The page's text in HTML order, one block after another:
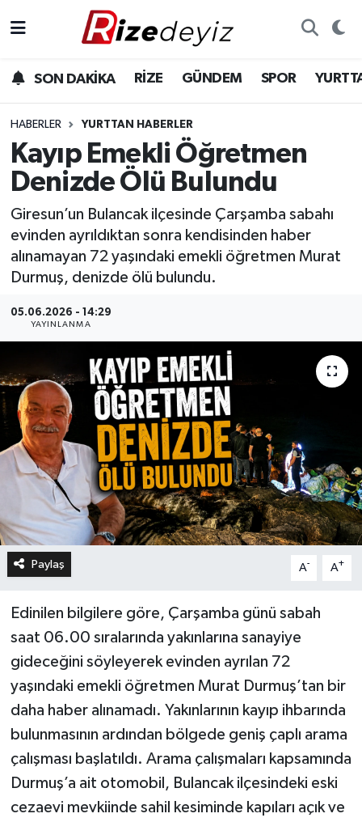
SON DAKİKA RİZE GÜNDEM SPOR
HABERLER YURTTAN HABERLER
Kayıp Emekli Öğretmen
Denizde Ölü Bulundu
Giresun’un Bulancak ilçesinde Çarşamba sabahı
evinden ayrıldıktan sonra kendisinden haber
alınamayan 72 yaşındaki emekli öğretmen Murat
Durmuş, denizde ölü bulundu.
05.06.2026 - 14:29
YAYINLANMA
Paylaş A- A+
Edinilen bilgilere göre, Çarşamba günü sabah
saat 06.00 sıralarında yakınlarına sanayiye
gideceğini söyleyerek evinden ayrılan 72
yaşındaki emekli öğretmen Murat Durmuş’tan bir
daha haber alınamadı. Yakınlarının kayıp ihbarında
bulunmasının ardından bölgede geniş çaplı arama
çalışması başlatıldı. Arama çalışmaları kapsamında
Durmuş’a ait otomobil, Bulancak ilçesindeki eski
cezaevi mevkiinde sahil kesiminde kapıları açık ve
Gündem
Yurttan Haberler
Ekonomi
Teknoloji
Sağlık
Rize Hava Durumu
Rize Trafik Yoğunluk Haritası
Süper Lig Puan Durumu ve Fikstür
Tüm Manşetler
Son Dakika Haberleri
Haber Arşivi